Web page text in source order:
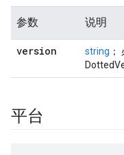
参数 说明
version string ；
平台